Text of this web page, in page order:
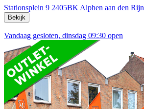
Stationsplein 9 2405BK Alphen aan den Rijn
Bekijk
Vandaag gesloten, dinsdag 09:30 open